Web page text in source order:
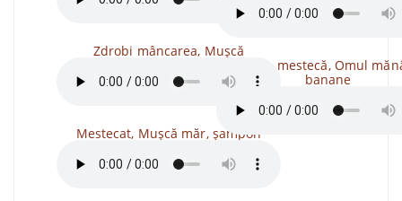
Zdrobi mâncarea, Mușcă
Mestecat, Mușcă măr, șampon
înghite, mestecă, Omul
banane